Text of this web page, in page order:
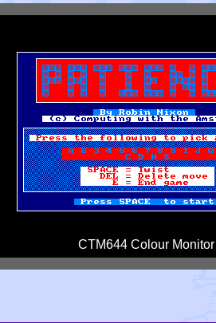
CTM644 Colour Monitor